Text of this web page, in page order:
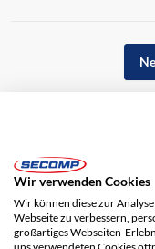
Wir verwenden Cookies
Wir können diese zur
Webseite zu verbessern,
großartiges Webseiten-